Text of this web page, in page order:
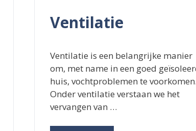
Ventilatie
Ventilatie is een belangrijke manier
om, met name in een goed
huis, vochtproblemen te voorkomen.
Onder ventilatie verstaan we het
vervangen van …